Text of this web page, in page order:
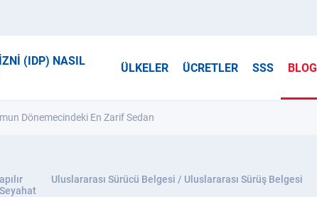
(IDP) NASIL
ÜLKELER ÜCRETLER SSS BLOG
Dönemecindeki En Zarif Sedan
Uluslararası Sürücü Belgesi / Uluslararası Sürüş Belgesi
Seyahat